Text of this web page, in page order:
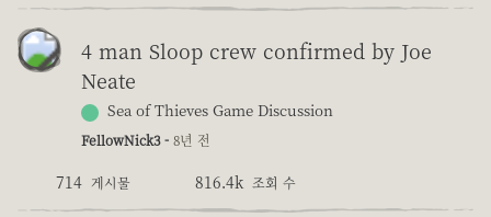
4 man Sloop crew confirmed by Joe
Neate
Sea of Thieves Game Discussion
FellowNick3 - 8년 전
714 게시물 816.4k 조회 수